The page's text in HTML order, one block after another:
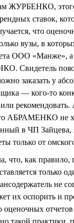
ЖУРБЕНКО, этого
ставок,
что
вузы, в
ООО «Манже», а
Свидетель
заказать у
— кого-то
или
АБРАМЕНКО не
в ЧП Зайцева,
только от
что, как правило,
только
не
их оспорить и
оценочных отчетов